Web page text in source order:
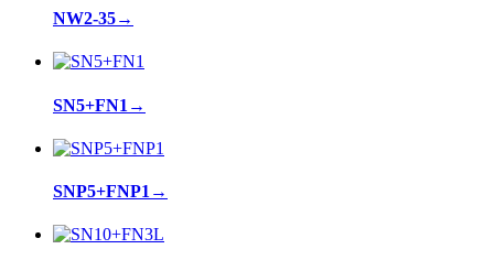
NW2-35→
SN5+FN1 →
SNP5+FNP1 →